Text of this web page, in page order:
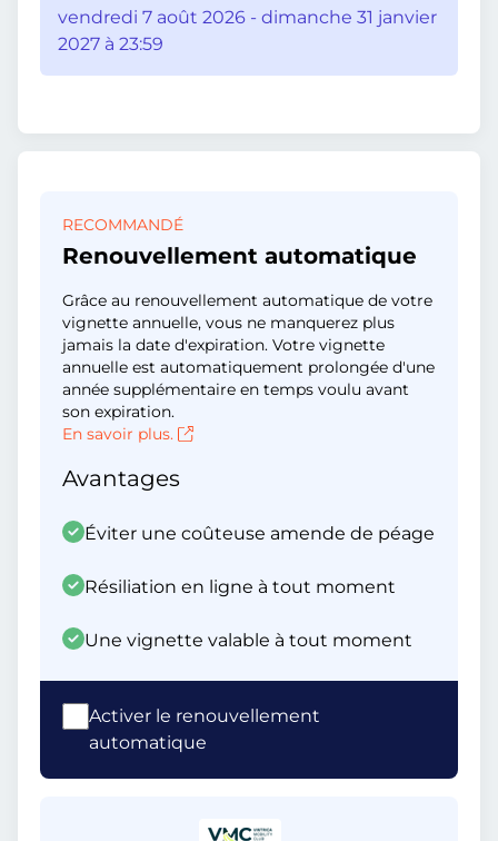
vendredi 7 août 2026 - dimanche 31 janvier
2027 à 23:59
RECOMMANDÉ
Renouvellement automatique
Grâce au renouvellement automatique de votre
vignette annuelle, vous ne manquerez plus
jamais la date d'expiration. Votre vignette
annuelle est automatiquement prolongée d'une
année supplémentaire en temps voulu avant
son expiration.
En savoir plus.
Avantages
Éviter une coûteuse amende de péage
Résiliation en ligne à tout moment
Une vignette valable à tout moment
Activer le renouvellement
automatique